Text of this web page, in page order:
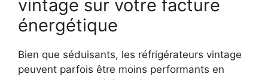
vintage sur votre facture
énergétique
Bien que séduisants, les réfrigérateurs vintage
peuvent parfois être moins performants en